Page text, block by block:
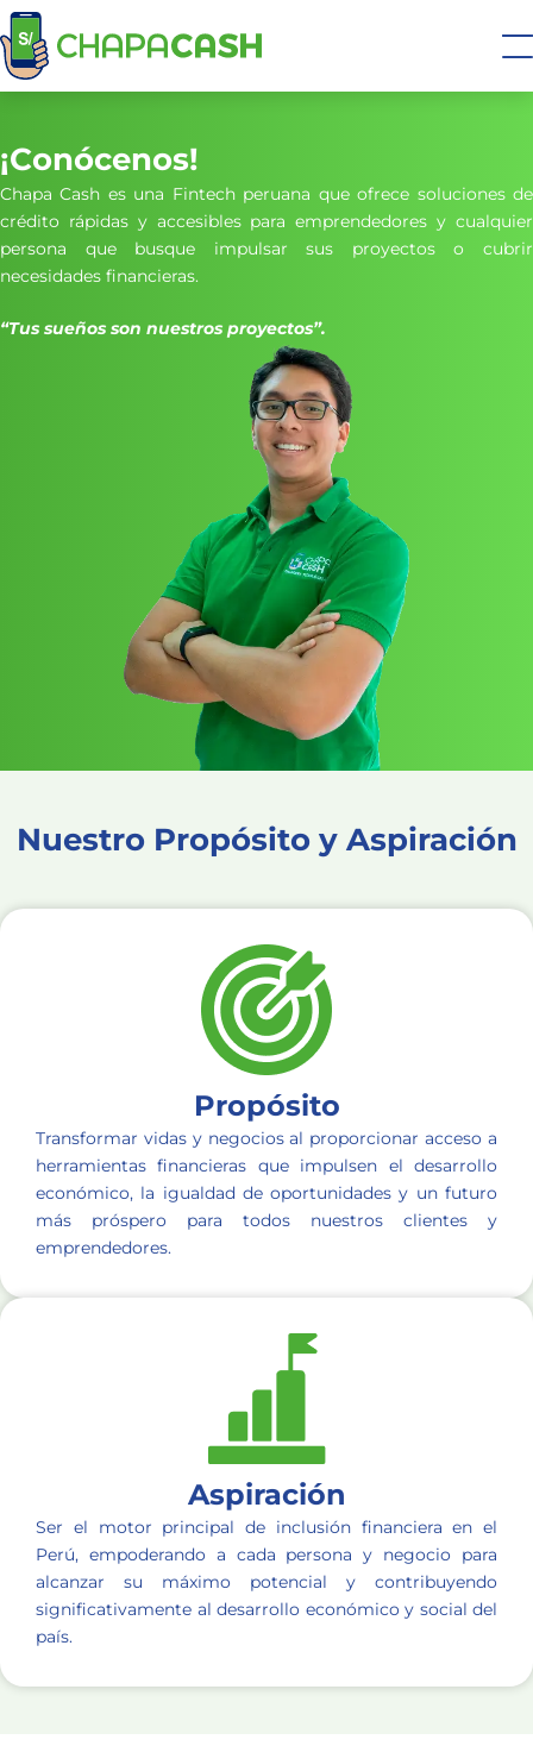
¡Conócenos!
Chapa Cash es una Fintech peruana que ofrece soluciones de
crédito rápidas y accesibles para emprendedores y cualquier
persona que busque impulsar sus proyectos o cubrir
necesidades financieras.
“Tus sueños son nuestros proyectos”.
Nuestro Propósito y Aspiración
Propósito
Transformar vidas y negocios al proporcionar acceso a
herramientas financieras que impulsen el desarrollo
económico, la igualdad de oportunidades y un futuro
más próspero para todos nuestros clientes y
emprendedores.
Aspiración
Ser el motor principal de inclusión financiera en el
Perú, empoderando a cada persona y negocio para
alcanzar su máximo potencial y contribuyendo
significativamente al desarrollo económico y social del
país.